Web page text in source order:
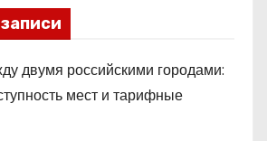
двумя российскими городами:
мест и тарифные